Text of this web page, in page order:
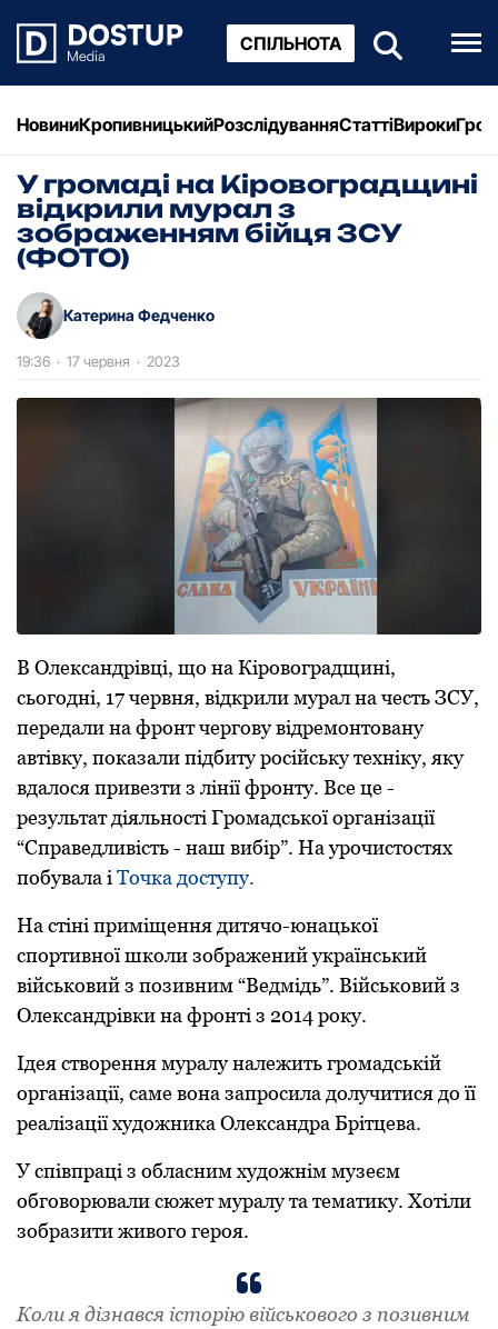
СПІЛЬНОТА
НовиниКропивницькийРозслідуванняСтаттіВироки
У громаді на Кіровоградщині
відкрили мурал з
зображенням бійця ЗСУ
(ФОТО)
Катерина Федченко
19:36 · 17 червня · 2023
В Олександрівці, що на Кіровоградщині,
сьогодні, 17 червня, відкрили мурал на честь ЗСУ,
передали на фронт чергову відремонтовану
автівку, показали підбиту російську техніку, яку
вдалося привезти з лінії фронту. Все це -
результат діяльності Громадської організації
“Справедливість - наш вибір”. На урочистостях
побувала і Точка доступу.
На стіні приміщення дитячо-юнацької
спортивної школи зображений український
військовий з позивним “Ведмідь”. Військовий з
Олександрівки на фронті з 2014 року.
Ідея створення муралу належить громадській
організації, саме вона запросила долучитися до її
реалізації художника Олександра Брітцева.
У співпраці з обласним художнім музеєм
обговорювали сюжет муралу та тематику. Хотіли
зобразити живого героя.
Коли я дізнався історію військового з позивним